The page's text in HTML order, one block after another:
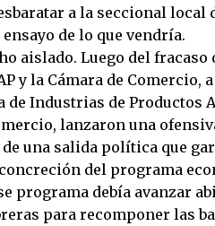
a la seccional local
de lo que vendría.
aislado. Luego del
y la Cámara de Comercio,
de Industrias de Productos
lanzaron una
una salida política que
del programa
programa debía avanzar
para recomponer las